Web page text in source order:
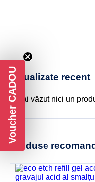
Vizualizate recent
Nu ai văzut nici un
Produse
Voucher CADOU